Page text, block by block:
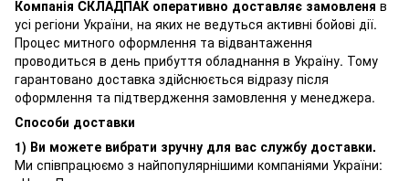
Компанія CКЛАДПАК оперативно доставляє замовленя в
усі регіони України, на яких не ведуться активні бойові дії.
Процес митного оформлення та відвантаження
проводиться в день прибуття обладнання в Україну. Тому
гарантовано доставка здійснюється відразу після
оформлення та підтвердження замовлення у менеджера.
Способи доставки
1) Ви можете вибрати зручну для вас службу доставки.
Ми співпрацюємо з найпопулярнішими компаніями України: